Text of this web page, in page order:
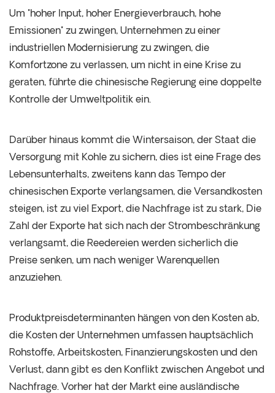
Um "hoher Input, hoher Energieverbrauch, hohe
Emissionen" zu zwingen, Unternehmen zu einer
industriellen Modernisierung zu zwingen, die
Komfortzone zu verlassen, um nicht in eine Krise zu
geraten, führte die chinesische Regierung eine doppelte
Kontrolle der Umweltpolitik ein.
Darüber hinaus kommt die Wintersaison, der Staat die
Versorgung mit Kohle zu sichern, dies ist eine Frage des
Lebensunterhalts, zweitens kann das Tempo der
chinesischen Exporte verlangsamen, die Versandkosten
steigen, ist zu viel Export, die Nachfrage ist zu stark, Die
Zahl der Exporte hat sich nach der Strombeschränkung
verlangsamt, die Reedereien werden sicherlich die
Preise senken, um nach weniger Warenquellen
anzuziehen.
Produktpreisdeterminanten hängen von den Kosten ab,
die Kosten der Unternehmen umfassen hauptsächlich
Rohstoffe, Arbeitskosten, Finanzierungskosten und den
Verlust, dann gibt es den Konflikt zwischen Angebot und
Nachfrage. Vorher hat der Markt eine ausländische